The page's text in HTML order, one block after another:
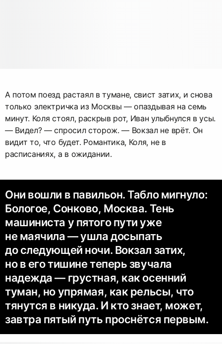
А потом поезд растаял в тумане, свист затих, и снова
только электричка из Москвы — опаздывая на семь
минут. Коля стоял, раскрыв рот, Иван улыбнулся в усы.
— Видел? — спросил сторож. — Вокзал не врёт. Он
видит то, что будет. Романтика, Коля, не в
расписаниях, а в ожидании.
Они вошли в павильон. Табло мигнуло:
Бологое, Сонково, Москва. Тень
машиниста у пятого пути уже
не маячила — ушла досыпать
до следующей ночи. Вокзал затих,
но в его тишине теперь звучала
надежда — грустная, как осенний
туман, но упрямая, как рельсы, что
тянутся в никуда. И кто знает, может,
завтра пятый путь проснётся первым.